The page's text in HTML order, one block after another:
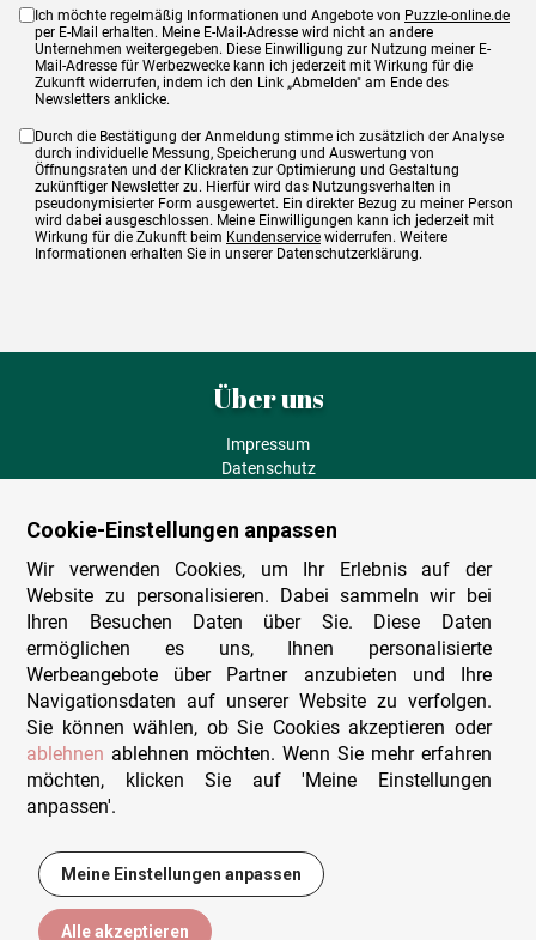
12,95 €
Ich möchte regelmäßig Informationen und Angebote von Puzzle-online.de
per E-Mail erhalten. Meine E-Mail-Adresse wird nicht an andere
Unternehmen weitergegeben. Diese Einwilligung zur Nutzung meiner E-
Mail-Adresse für Werbezwecke kann ich jederzeit mit Wirkung für die
Zukunft widerrufen, indem ich den Link „Abmelden" am Ende des
Newsletters anklicke.
Durch die Bestätigung der Anmeldung stimme ich zusätzlich der Analyse
durch individuelle Messung, Speicherung und Auswertung von
Öffnungsraten und der Klickraten zur Optimierung und Gestaltung
zukünftiger Newsletter zu. Hierfür wird das Nutzungsverhalten in
pseudonymisierter Form ausgewertet. Ein direkter Bezug zu meiner Person
wird dabei ausgeschlossen. Meine Einwilligungen kann ich jederzeit mit
Wirkung für die Zukunft beim Kundenservice widerrufen. Weitere
Informationen erhalten Sie in unserer Datenschutzerklärung.
Über uns
Impressum
Datenschutz
Versand und Lieferung
Zahlungsarten
Herstellungsland
Widerruf
Sitemap
Beratung & Support
Wir sind persönlich erreichbar
+49 (0)341 4912 210
Kontakt-Formular
Cookie-Einstellungen anpassen
Wir verwenden Cookies, um Ihr Erlebnis auf der
Website zu personalisieren. Dabei sammeln wir bei
Ihren Besuchen Daten über Sie. Diese Daten
ermöglichen es uns, Ihnen personalisierte
Werbeangebote über Partner anzubieten und Ihre
Navigationsdaten auf unserer Website zu verfolgen.
Sie können wählen, ob Sie Cookies akzeptieren oder
ablehnen ablehnen möchten. Wenn Sie mehr erfahren
möchten, klicken Sie auf 'Meine Einstellungen
anpassen'.
Meine Einstellungen anpassen
Alle akzeptieren